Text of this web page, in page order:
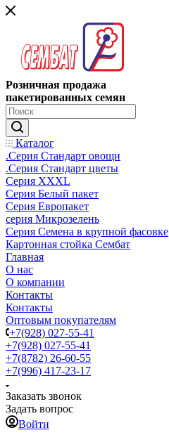
Розничная продажа
пакетированных семян
Каталог
.Серия Стандарт овощи
.Серия Стандарт цветы
Серия XXXL
Серия Белый пакет
Серия Европакет
серия Микрозелень
Серия Семена в крупной фасовке
Картонная стойка Сембат
Главная
О нас
О компании
Контакты
Контакты
Оптовым покупателям
+7(928) 027-55-41
+7(928) 027-55-41
+7(8782) 26-60-55
+7(996) 417-23-17
Заказать звонок
Задать вопрос
Войти